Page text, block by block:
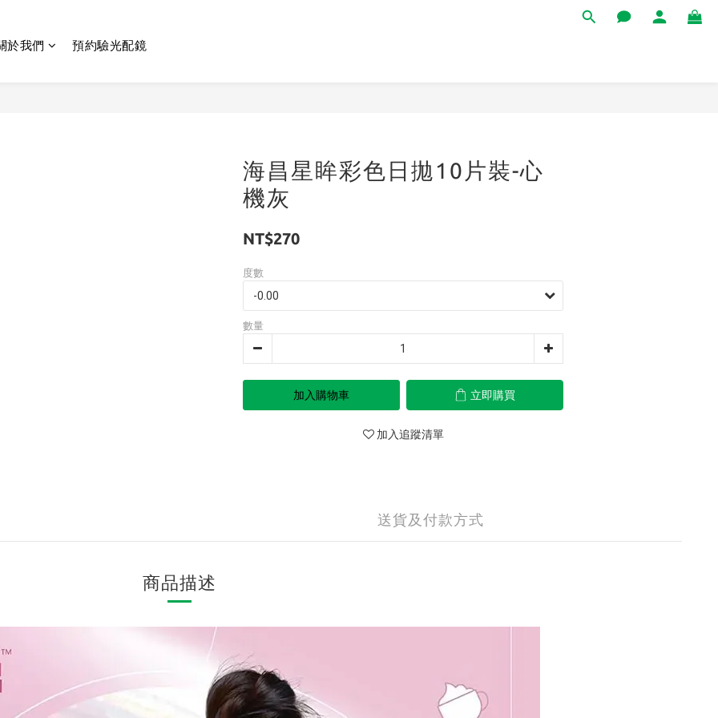
於我們 預約驗光配鏡
海昌星眸彩色日拋10片裝-心
機灰
NT$270
度數
數量
加入購物車 立即購買
加入追蹤清單
送貨及付款方式
商品描述